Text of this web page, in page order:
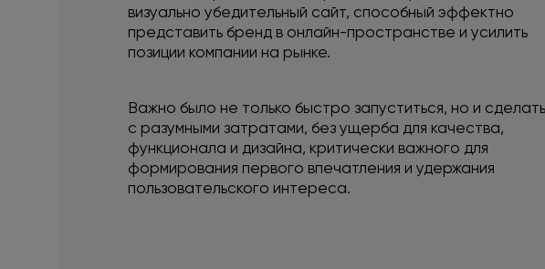
визуально убедительный сайт, способный эффектно
представить бренд в онлайн-пространстве и усилить
позиции компании на рынке.
Важно было не только быстро запуститься, но и
с разумными затратами, без ущерба для качества,
функционала и дизайна, критически важного для
формирования первого впечатления и удержания
пользовательского интереса.